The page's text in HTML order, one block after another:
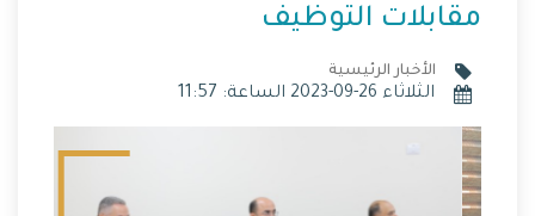
مقابلات التوظيف
الأخبار الرئيسية
الثلاثاء 26-09-2023 الساعة: 11:57